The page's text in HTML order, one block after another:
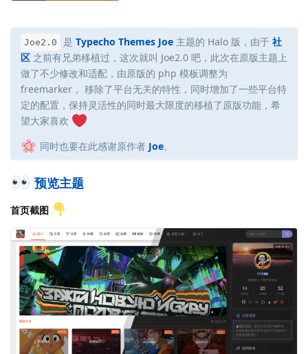
Joe2.0 是 Typecho Themes Joe 主题的 Halo 版，由于 社
区 之前有兄弟移植过，这次就叫 Joe2.0 吧，此次在原版主题上
做了不少修改和适配，由原版的 php 模板调整为
freemarker， 移除了平台无关的特性，同时增加了一些平台特
定的配置，保持灵活性的同时最大限度的移植了原版功能，希
望大家喜欢
同时也要在此感谢原作者 Joe。
预览主题
首页截图